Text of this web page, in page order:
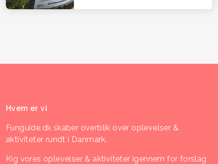
Hvem er vi
Funguide.dk skaber overblik over oplevelser &
aktiviteter rundt i Danmark.
Kig vores oplevelser & aktiviteter igennem for forslag